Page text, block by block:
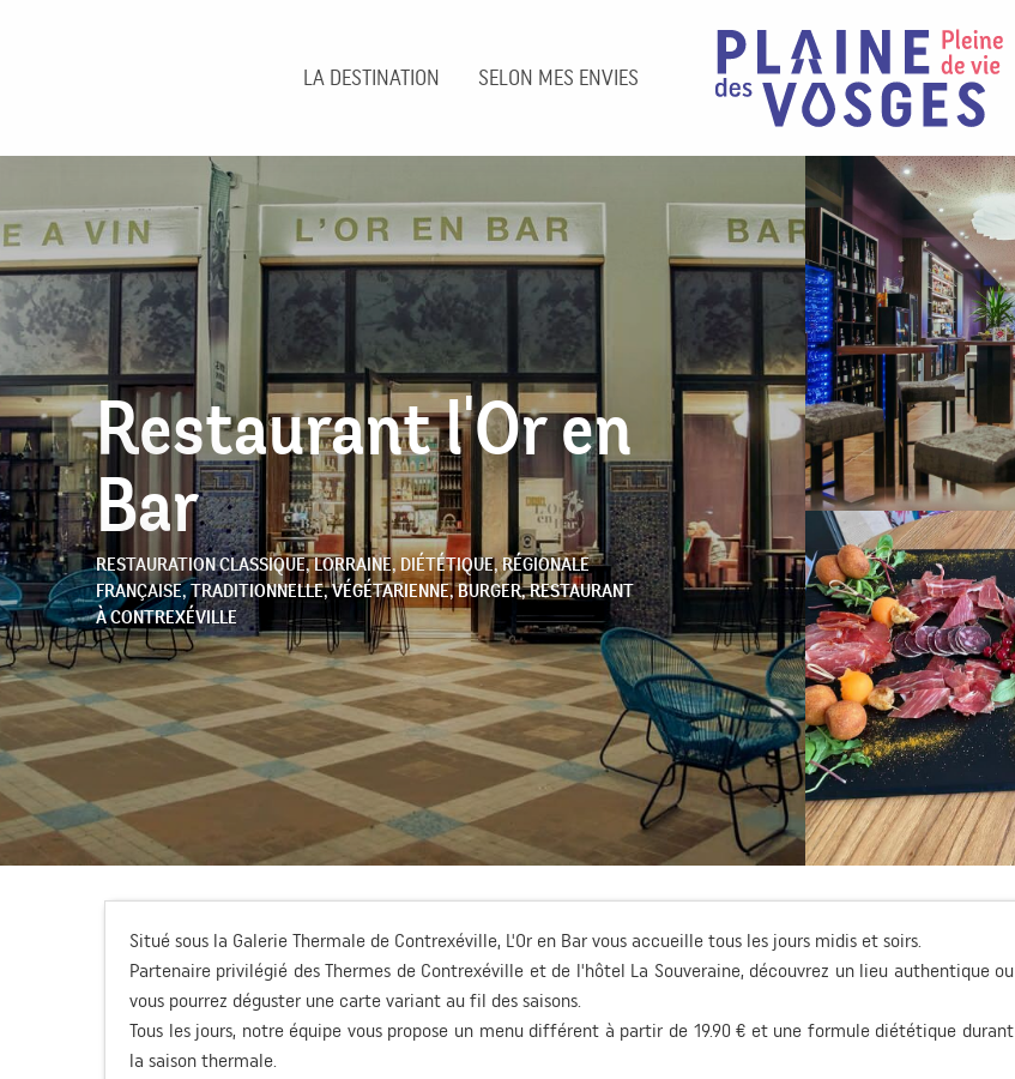
LA DESTINATION SELON MES ENVIES
Restaurant l'Or en
Bar
RESTAURATION CLASSIQUE,LORRAINE,DIÉTÉTIQUE,RÉGIONALE
FRANÇAISE,TRADITIONNELLE,VÉGÉTARIENNE,BURGER,RESTAURANT
À CONTREXÉVILLE
Situé sous la Galerie Thermale de Contrexéville, L'Or en Bar vous accueille tous les jours midis et soirs.
Partenaire privilégié des Thermes de Contrexéville et de l'hôtel La Souveraine, découvrez un lieu authentique ou
vous pourrez déguster une carte variant au fil des saisons.
Tous les jours, notre équipe vous propose un menu différent à partir de 19.90 € et une formule diététique durant
la saison thermale.